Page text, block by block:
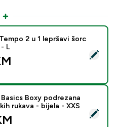
ženski Tempo 2 u 1 lepršavi
2 u 1 lepršavi šorc
L
ženska Basics Boxy
Boxy podrezana
rukava - bijela - XXS